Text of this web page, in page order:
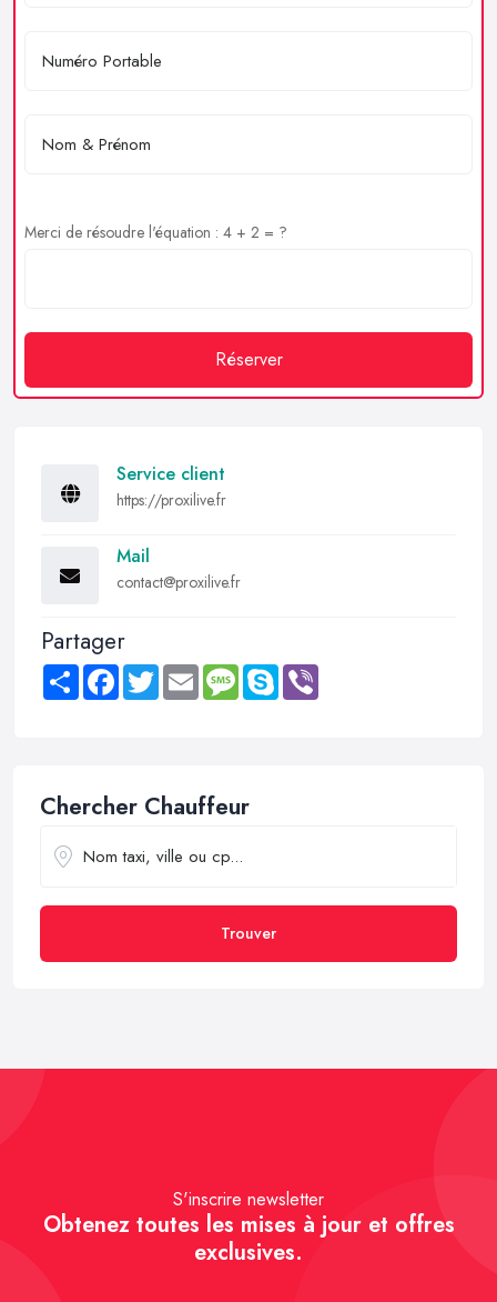
Merci de résoudre l'équation : 4 + 2 = ?
Réserver
Service client
https://proxilive.fr
Mail
contact@proxilive.fr
Partager
Share FacebookTwitter Email MessageSkype
Chercher Chauffeur
Trouver
S'inscrire newsletter
Obtenez toutes les mises à jour et offres
exclusives.